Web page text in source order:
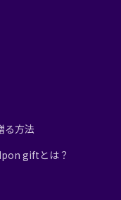
る方法
giftとは？